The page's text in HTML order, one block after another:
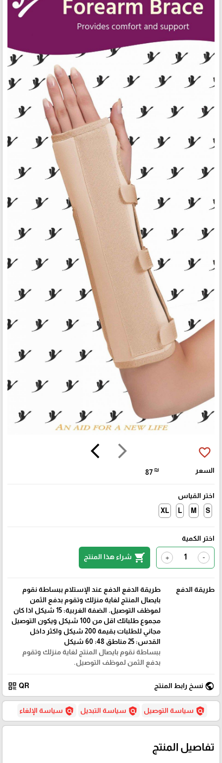
arrow_forward_ios
arrow_back_ios favorite_border
السعر 87 ₪
اختر القياس
S
M
L
XL
اختر الكمية
-
+
shopping_cart شراء هذا المنتج
طريقة الدفع
طريقة الدفع الدفع عند الإستلام ببساطة نقوم
بايصال المنتج لغاية منزلك وتقوم بدفع الثمن
لموظف التوصيل. الضفة الغربية: 15 شيكل اذا كان
مجموع طلباتك اقل من 100 شيكل ويكون التوصيل
مجاني للطلبات بقيمة 200 شيكل واكثر داخل
القدس: 25 مناطق 48: 60 شيكل
ببساطة نقوم بايصال المنتج لغاية منزلك وتقوم
بدفع الثمن لموظف التوصيل.
public نسخ رابط المنتج QR
qr_code
policy سياسة التوصيل policy سياسة التبديل policy سياسة الإلغاء
تفاصيل المنتج